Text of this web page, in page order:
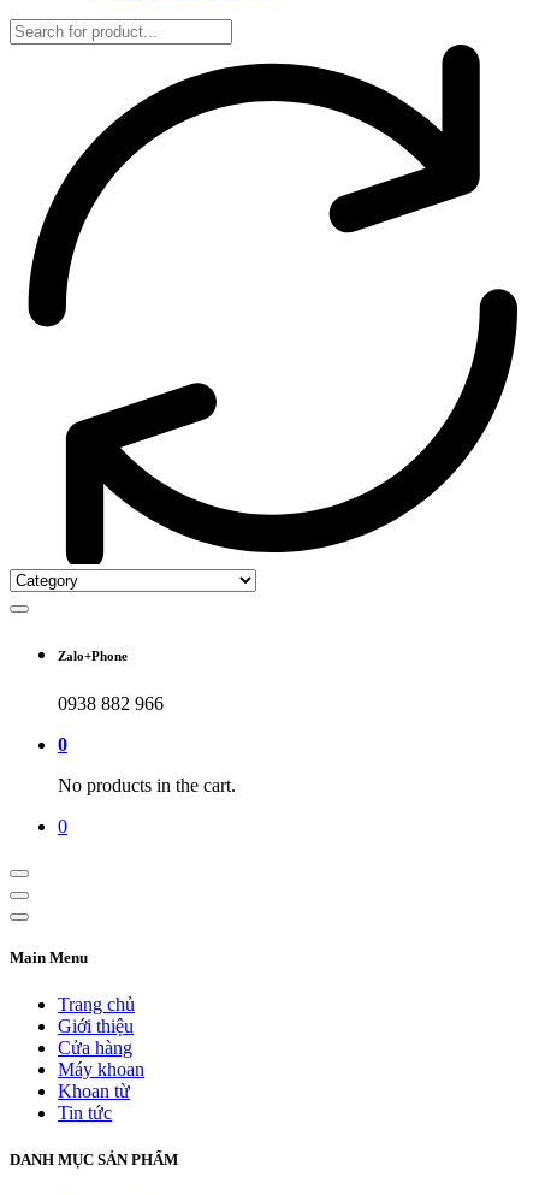
Zalo+Phone
0938 882 966
0
No products in the cart.
0
Main Menu
Trang chủ
Giới thiệu
Cửa hàng
Máy khoan
Khoan từ
Tin tức
DANH MỤC SẢN PHẨM